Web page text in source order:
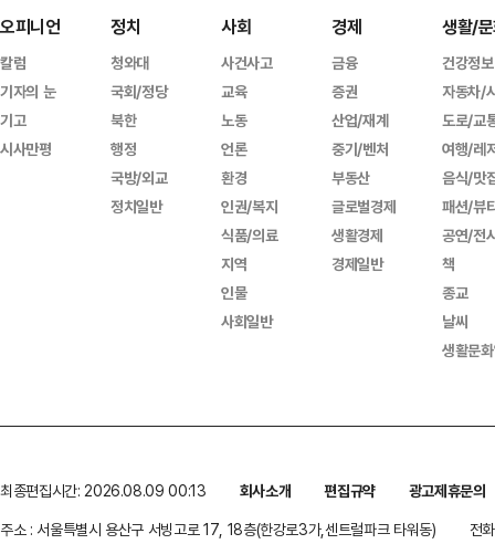
오피니언
칼럼
기자의 눈
기고
시사만평
정치
청와대
국회/정당
북한
행정
국방/외교
정치일반
사회
사건사고
교육
노동
언론
환경
인권/복지
식품/의료
지역
인물
사회일반
경제
금융
증권
산업/재계
중기/벤처
부동산
글로벌경제
생활경제
경제일반
생활/
건강정보
자동차/
도로/교
여행/레
음식/맛
패션/뷰
공연/전
책
종교
날씨
생활문
최종편집시간: 2026.08.09 00:13 회사소개 편집규약
광고제휴문의
주소 : 서울특별시 용산구 서빙고로 17, 18층(한강로3가,센트럴파크 타워동)
전